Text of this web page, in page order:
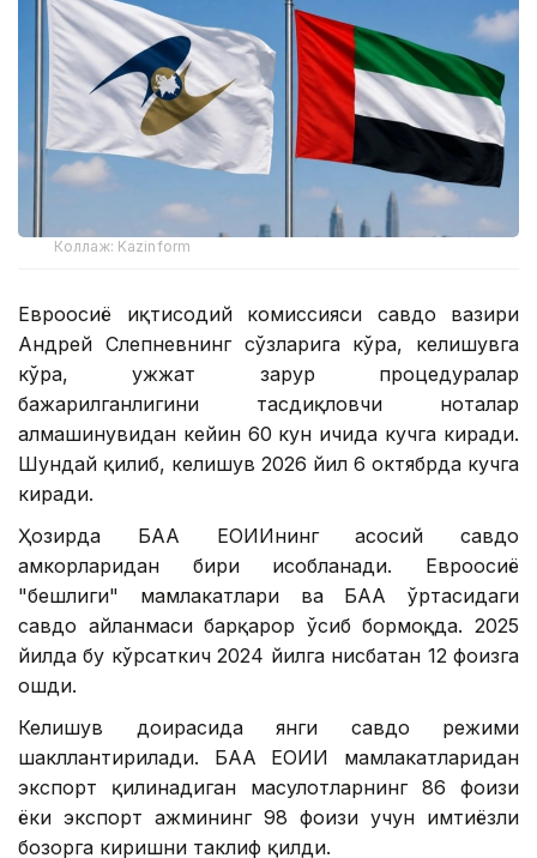
Коллаж: Kazinform
Евроосиё иқтисодий комиссияси савдо вазири
Андрей Слепневнинг сўзларига кўра, келишувга
кўра, ҳужжат зарур процедуралар
бажарилганлигини тасдиқловчи ноталар
алмашинувидан кейин 60 кун ичида кучга киради.
Шундай қилиб, келишув 2026 йил 6 октябрда кучга
киради.
Ҳозирда БАА ЕОИИнинг асосий савдо
ҳамкорларидан бири ҳисобланади. Евроосиё
"бешлиги" мамлакатлари ва БАА ўртасидаги
савдо айланмаси барқарор ўсиб бормоқда. 2025
йилда бу кўрсаткич 2024 йилга нисбатан 12 фоизга
ошди.
Келишув доирасида янги савдо режими
шакллантирилади. БАА ЕОИИ мамлакатларидан
экспорт қилинадиган маҳсулотларнинг 86 фоизи
ёки экспорт ҳажмининг 98 фоизи учун имтиёзли
бозорга киришни таклиф қилди.